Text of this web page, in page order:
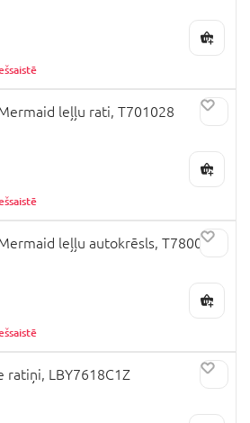
leļļu rati, T701028
leļļu autokrēsls, T780028
ratiņi, LBY7618C1Z